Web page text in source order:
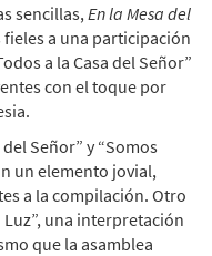
sencillas, En la Mesa del
a una participación
a la Casa del Señor”
con el toque por
Señor” y “Somos
un elemento jovial,
a la compilación. Otro
Luz”, una interpretación
que la asamblea